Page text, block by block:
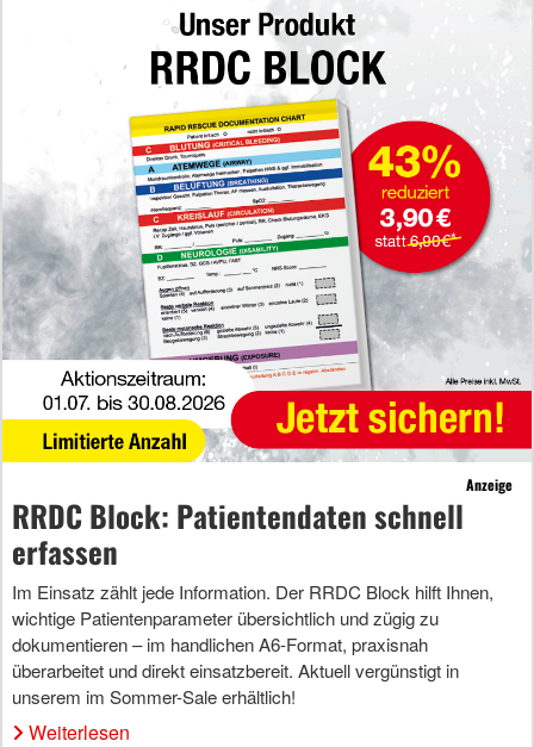
Anzeige
RRDC Block: Patientendaten schnell
erfassen
Im Einsatz zählt jede Information. Der RRDC Block hilft Ihnen,
wichtige Patientenparameter übersichtlich und zügig zu
dokumentieren – im handlichen A6-Format, praxisnah
überarbeitet und direkt einsatzbereit. Aktuell vergünstigt in
unserem im Sommer-Sale erhältlich!
Weiterlesen